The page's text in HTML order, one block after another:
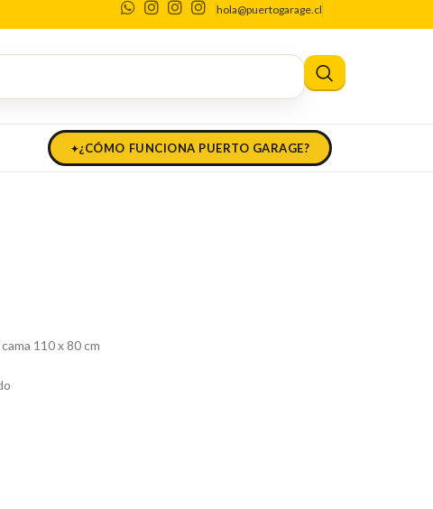
hola@puertogarage.cl
¿CÓMO FUNCIONA PUERTO GARAGE?
de la Horta
de la Horta
110 x 80 cm